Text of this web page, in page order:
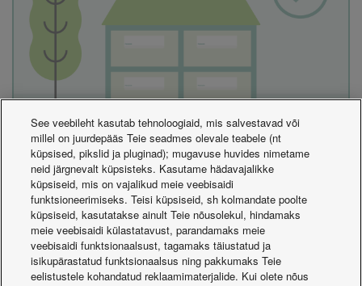
I don't know
See veebileht kasutab tehnoloogiaid, mis salvestavad või
millel on juurdepääs Teie seadmes olevale teabele (nt
küpsised, pikslid ja pluginad); mugavuse huvides nimetame
neid järgnevalt küpsisteks. Kasutame hädavajalikke
küpsiseid, mis on vajalikud meie veebisaidi
funktsioneerimiseks. Teisi küpsiseid, sh kolmandate poolte
küpsiseid, kasutatakse ainult Teie nõusolekul, hindamaks
meie veebisaidi külastatavust, parandamaks meie
veebisaidi funktsionaalsust, tagamaks täiustatud ja
isikupärastatud funktsionaalsus ning pakkumaks Teie
eelistustele kohandatud reklaamimaterjalide. Kui olete nõus